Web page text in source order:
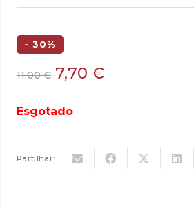
- 30%
11,00€ O
original
7,70 €
Esgotado
Partilhar: